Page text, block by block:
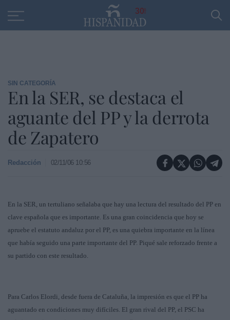
30
SIN CATEGORÍA
En la SER, se destaca el
aguante del PP y la derrota
de Zapatero
Redacción 02/11/06 10:56
En la SER, un tertuliano señalaba que hay una lectura del resultado del PP en
clave española que es importante. Es una gran coincidencia que hoy se
apruebe el estatuto andaluz por el PP, es una quiebra importante en la línea
que había seguido una parte importante del PP. Piqué sale reforzado frente a
su partido con este resultado.
Para Carlos Elordi, desde fuera de Cataluña, la impresión es que el PP ha
aguantado en condiciones muy difíciles. El gran rival del PP, el PSC ha